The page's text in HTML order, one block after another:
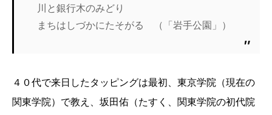
川と銀行木のみどり
まちはしづかにたそがるゝ（「岩手公園」）
４０代で来日したタッピングは最初、東京学院（現在の
関東学院）で教え、坂田佑（たすく、関東学院の初代院